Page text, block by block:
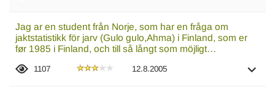
Jag ar en student från Norje, som har en fråga om
jaktstatistikk för jarv (Gulo gulo,Ahma) i Finland, som er
før 1985 i Finland, och till så långt som möjligt…
1107 12.8.2005